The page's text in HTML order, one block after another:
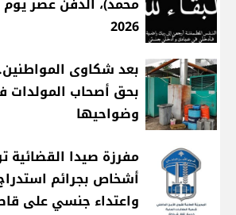
2026
بحق أصحاب المولدات
وضواحيها
مفرزة صيدا القضائية
أشخاص بجرائم استدراج
واعتداء جنسي على